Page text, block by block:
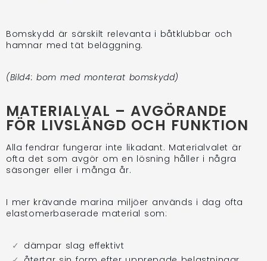
Bomskydd är särskilt relevanta i båtklubbar och
hamnar med tät beläggning.
(Bild4: bom med monterat bomskydd)
MATERIALVAL – AVGÖRANDE
FÖR LIVSLÄNGD OCH FUNKTION
Alla fendrar fungerar inte likadant. Materialvalet är
ofta det som avgör om en lösning håller i några
säsonger eller i många år.
I mer krävande marina miljöer används i dag ofta
elastomerbaserade material som:
dämpar slag effektivt